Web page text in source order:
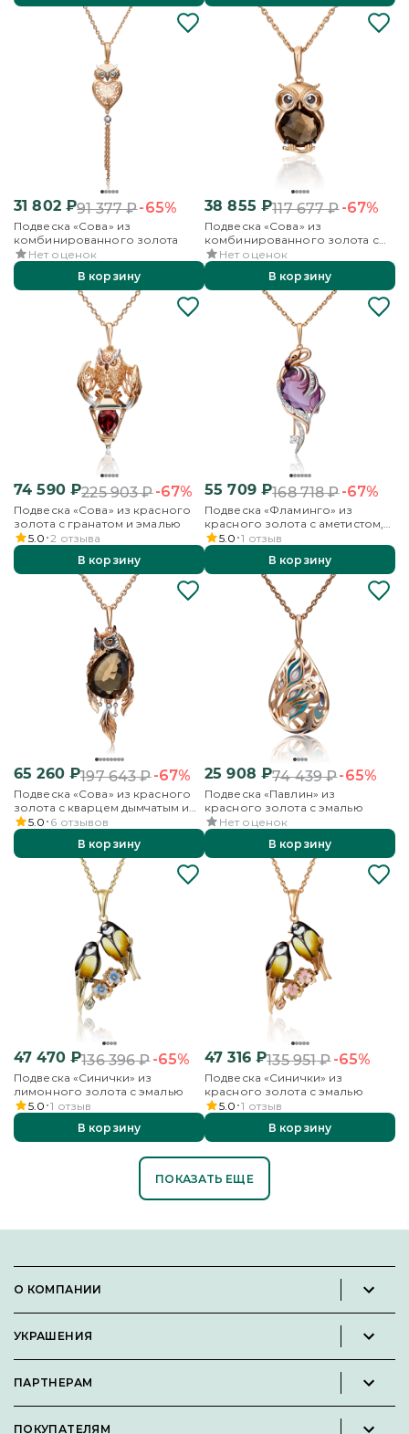
31 802₽91 377₽-65%
Подвеска «Сова» из
комбинированного золота
Нет оценок
В корзину
38 855 ₽117 677₽-67%
Подвеска «Сова» из
комбинированного золота с
кварцем дымчатым и эмалью
Нет оценок
В корзину
74 590₽225 903₽-67%
Подвеска «Сова» из красного
золота с гранатом и эмалью
5.0 2 отзыва
В корзину
55 709₽168 718₽-67%
Подвеска «Фламинго» из
красного золота с аметистом,
бесцветными топазами и
эмалью
5.0 1 отзыв
В корзину
65 260₽197 643₽-67%
Подвеска «Сова» из красного
золота с кварцем дымчатым и
эмалью
5.0 6 отзывов
В корзину
25 908 ₽74 439₽-65%
Подвеска «Павлин» из
красного золота с эмалью
Нет оценок
В корзину
47 470₽136 396₽-65%
Подвеска «Синички» из
лимонного золота с эмалью
5.0 1 отзыв
В корзину
47 316₽135 951₽-65%
Подвеска «Синички» из
красного золота с эмалью
5.0 1 отзыв
В корзину
ПОКАЗАТЬ ЕЩЕ
О КОМПАНИИ
Вакансии
УКРАШЕНИЯ
Кольца
ПАРТНЕРАМ
ПОКУПАТЕЛЯМ